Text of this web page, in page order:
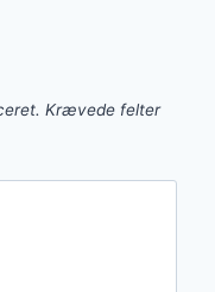
Krævede felter